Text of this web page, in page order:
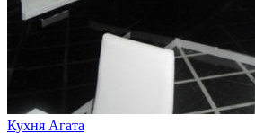
Кухня Агата